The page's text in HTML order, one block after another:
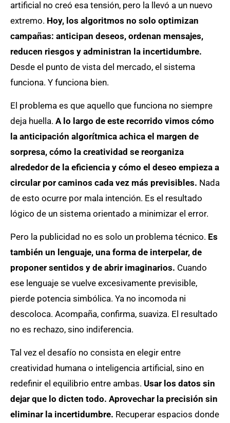
artificial no creó esa tensión, pero la llevó a un nuevo
extremo. Hoy, los algoritmos no solo optimizan
campañas: anticipan deseos, ordenan mensajes,
reducen riesgos y administran la incertidumbre.
Desde el punto de vista del mercado, el sistema
funciona. Y funciona bien.
El problema es que aquello que funciona no siempre
deja huella. A lo largo de este recorrido vimos cómo
la anticipación algorítmica achica el margen de
sorpresa, cómo la creatividad se reorganiza
alrededor de la eficiencia y cómo el deseo empieza a
circular por caminos cada vez más previsibles. Nada
de esto ocurre por mala intención. Es el resultado
lógico de un sistema orientado a minimizar el error.
Pero la publicidad no es solo un problema técnico. Es
también un lenguaje, una forma de interpelar, de
proponer sentidos y de abrir imaginarios. Cuando
ese lenguaje se vuelve excesivamente previsible,
pierde potencia simbólica. Ya no incomoda ni
descoloca. Acompaña, confirma, suaviza. El resultado
no es rechazo, sino indiferencia.
Tal vez el desafío no consista en elegir entre
creatividad humana o inteligencia artificial, sino en
redefinir el equilibrio entre ambas. Usar los datos sin
dejar que lo dicten todo. Aprovechar la precisión sin
eliminar la incertidumbre. Recuperar espacios donde